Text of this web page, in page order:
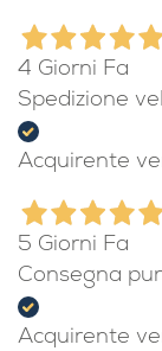
4 Giorni Fa
Spedizione
Acquirente
5 Giorni Fa
Consegna
Acquirente